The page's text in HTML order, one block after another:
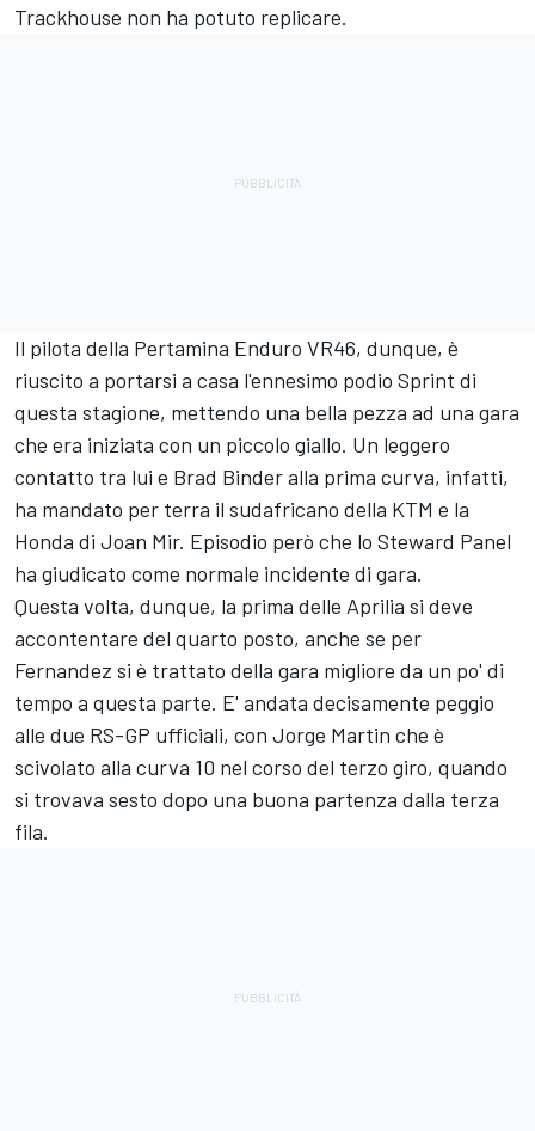
Trackhouse non ha potuto replicare.
Il pilota della Pertamina Enduro VR46, dunque, è
riuscito a portarsi a casa l'ennesimo podio Sprint di
questa stagione, mettendo una bella pezza ad una gara
che era iniziata con un piccolo giallo. Un leggero
contatto tra lui e Brad Binderalla prima curva, infatti,
ha mandato per terra il sudafricano della KTM e la
Honda di Joan Mir. Episodio però che lo Steward Panel
ha giudicato come normale incidente di gara.
Questa volta, dunque, la prima delle Aprilia si deve
accontentare del quarto posto, anche se per
Fernandez si è trattato della gara migliore da un po' di
tempo a questa parte. E' andata decisamente peggio
alle due RS-GP ufficiali, con Jorge Martin che è
scivolato alla curva 10 nel corso del terzo giro, quando
si trovava sesto dopo una buona partenza dalla terza
fila.